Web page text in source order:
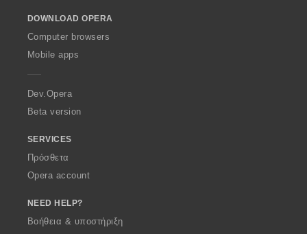
w
O
p
a
DOWNLOAD OPERA
Computer browsers
Mobile apps
Dev.Opera
Beta version
SERVICES
Πρόσθετα
Opera account
NEED HELP?
Βοήθεια & υποστήριξη